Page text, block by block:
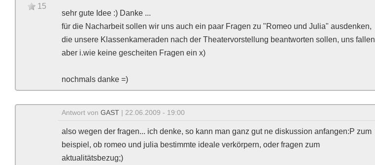
15
sehr gute Idee :) Danke ...
für die Nacharbeit sollen wir uns auch ein paar Fragen zu "Romeo und Julia" ausdenken,
die unsere Klassenkameraden nach der Theatervorstellung beantworten sollen, uns fallen
aber i.wie keine gescheiten Fragen ein x)
nochmals danke =)
Antwort von GAST | 22.06.2009 - 19:00
also wegen der fragen... ich denke, so kann man ganz gut ne diskussion anfangen:P zum
beispiel, ob romeo und julia bestimmte ideale verkörpern, oder fragen zum
aktualitätsbezug;)